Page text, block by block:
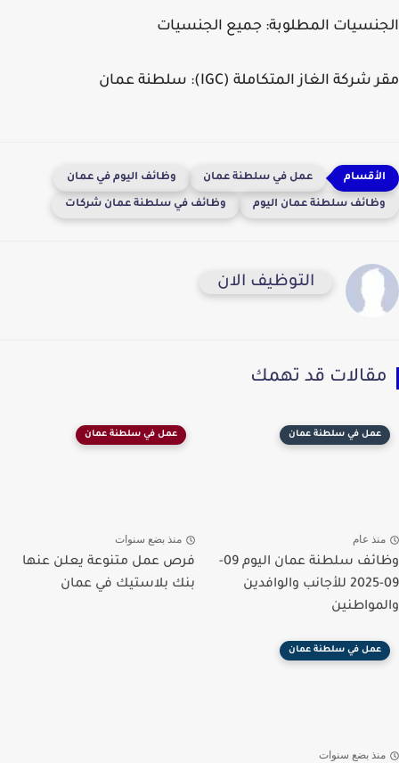
الجنسيات المطلوبة: جميع الجنسيات
مقر شركة الغاز المتكاملة (IGC): سلطنة عمان
عمل في سلطنة عمان وظائف اليوم في عمان
وظائف سلطنة عمان اليوم وظائف في سلطنة عمان شركات
التوظيف الان
مقالات قد تهمك
عمل في سلطنة عمان
منذ عام
وظائف سلطنة عمان اليوم 09-
09-2025 للأجانب والوافدين
والمواطنين
عمل في سلطنة عمان
منذ بضع سنوات
فرص عمل متنوعة يعلن عنها
بنك بلاستيك في عمان
عمل في سلطنة عمان
منذ بضع سنوات